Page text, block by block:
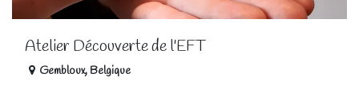
Atelier Découverte de l'EFT
Gembloux, Belgique